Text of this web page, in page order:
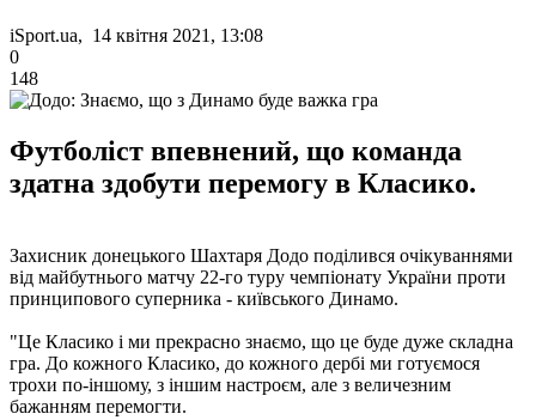
iSport.ua, 14 квітня 2021, 13:08
0
148
Футболіст впевнений, що команда
здатна здобути перемогу в Класико.
Захисник донецького Шахтаря Додо поділився очікуваннями
від майбутнього матчу 22-го туру чемпіонату України проти
принципового суперника - київського Динамо.
"Це Класико і ми прекрасно знаємо, що це буде дуже складна
гра. До кожного Класико, до кожного дербі ми готуємося
трохи по-іншому, з іншим настроєм, але з величезним
бажанням перемогти.